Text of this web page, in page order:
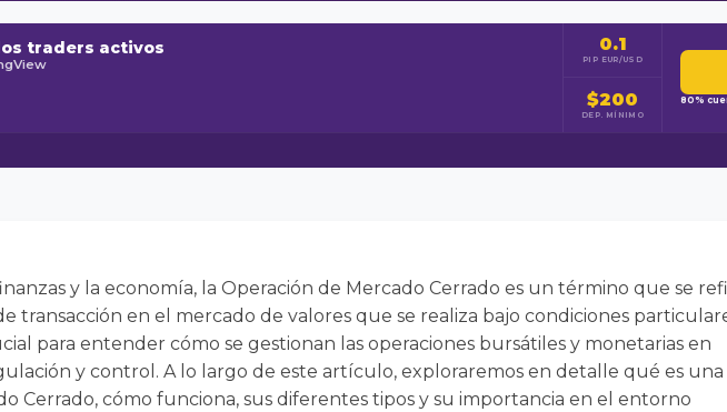
traders activos 0.1
PIP EUR/USD
$200
DEP. MÍNIMO
80%
y la economía, la Operación de Mercado Cerrado es un término que se
transacción en el mercado de valores que se realiza bajo condiciones
para entender cómo se gestionan las operaciones bursátiles y monetarias en
y control. A lo largo de este artículo, exploraremos en detalle qué es una
Cerrado, cómo funciona, sus diferentes tipos y su importancia en el entorno